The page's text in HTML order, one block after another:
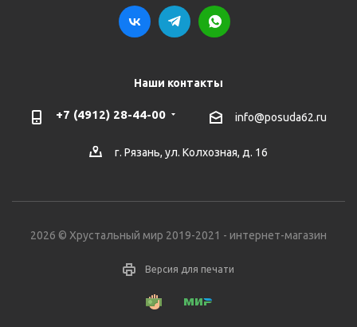
Наши контакты
+7 (4912) 28-44-00 info@posuda62.ru
г. Рязань, ул. Колхозная, д. 16
2026 © Хрустальный мир 2019-2021 - интернет-магазин
Версия для печати